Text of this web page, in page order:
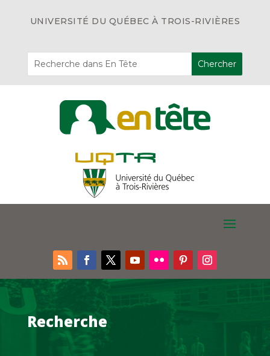
UNIVERSITÉ DU QUÉBEC À TROIS-RIVIÈRES
Recherche